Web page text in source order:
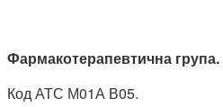
Фармакотерапевтична група.
Код АТС М01А В05.